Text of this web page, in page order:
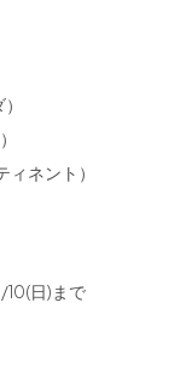
ネント）
日)まで